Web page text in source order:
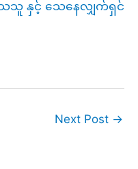
ေသူ နှင့် သေနေလျှက်ရှင်
Next Post →